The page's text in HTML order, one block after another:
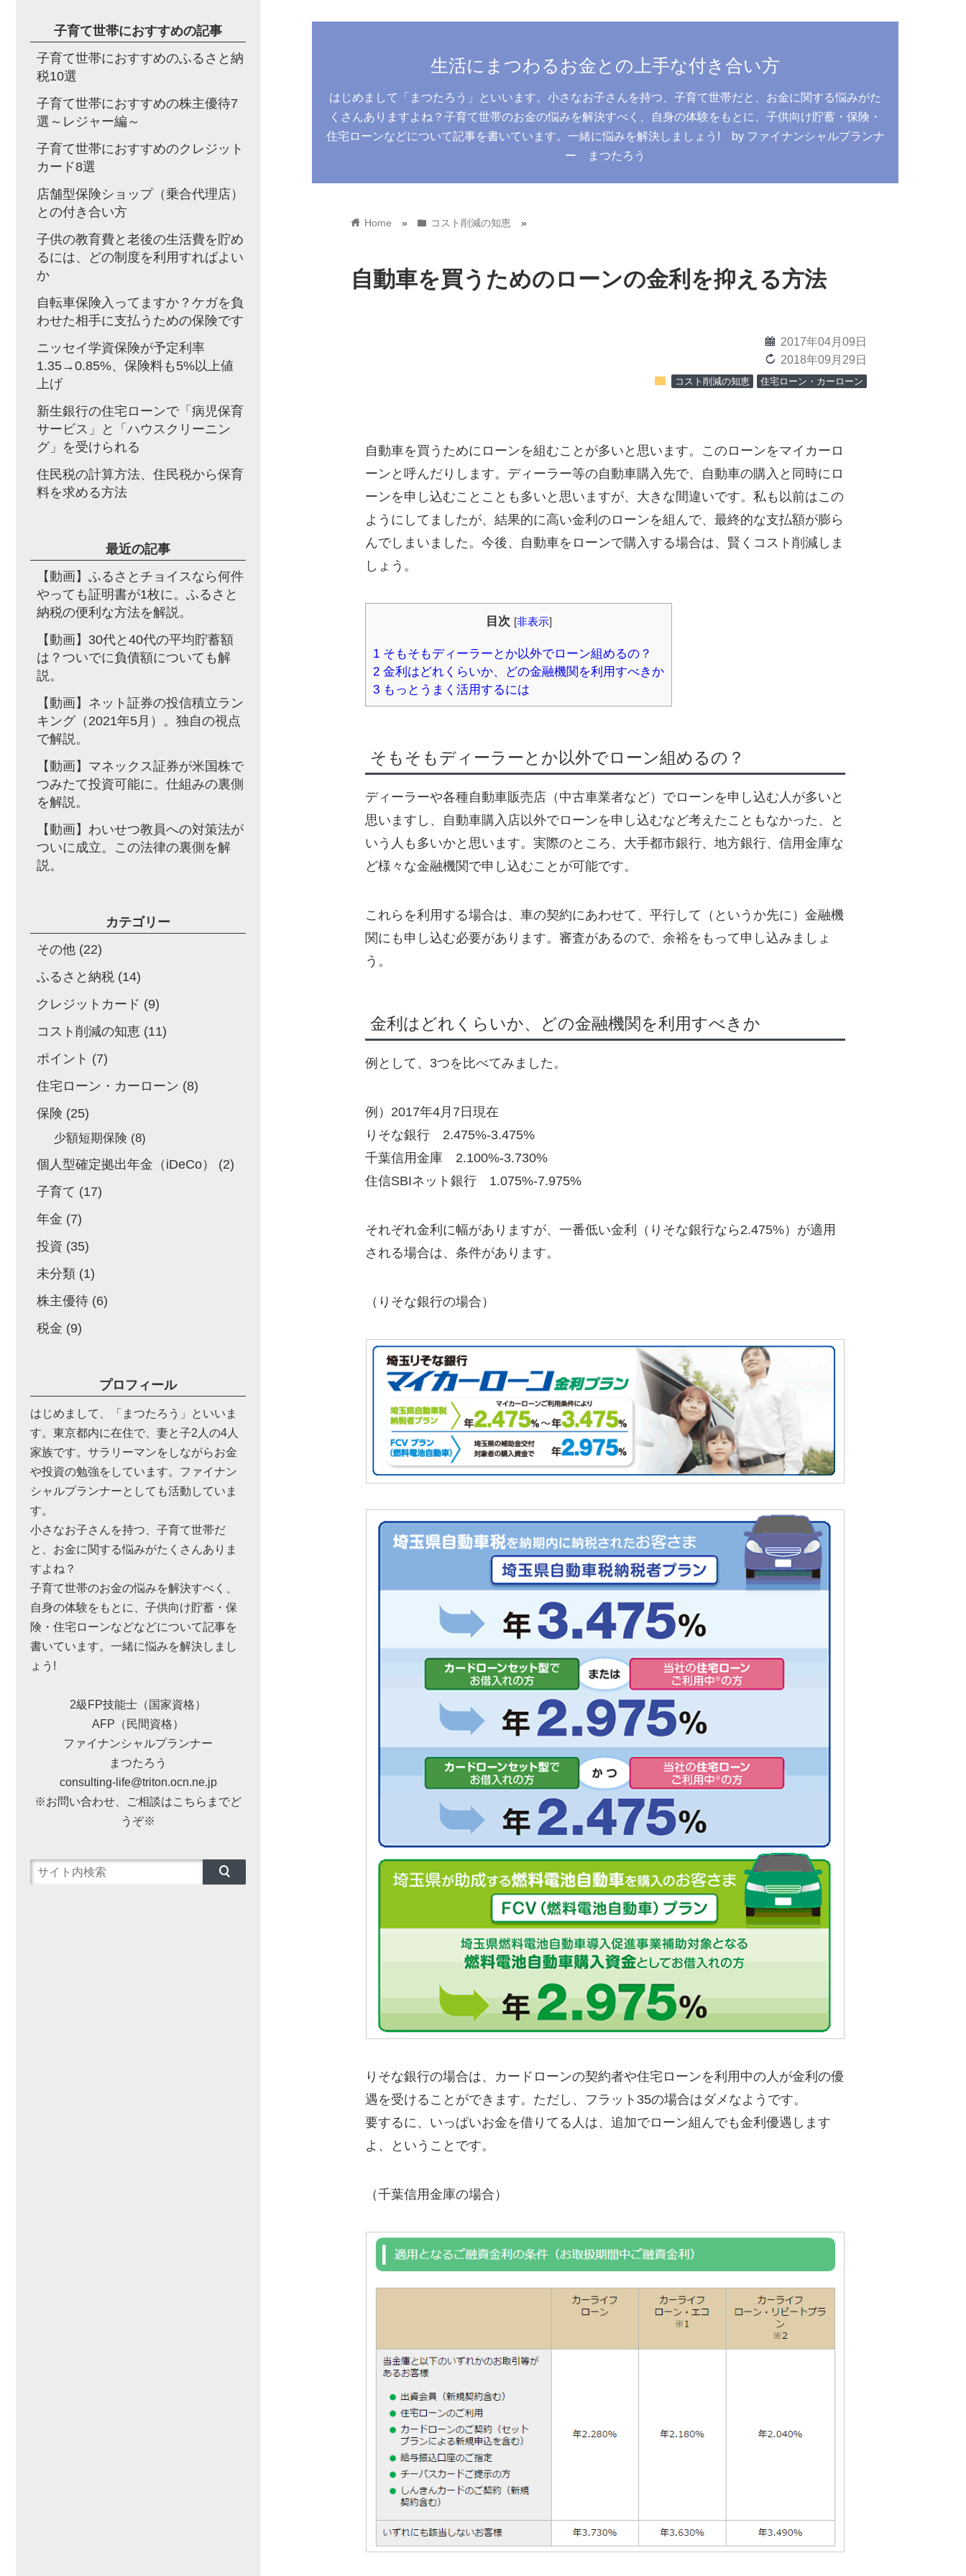
生活にまつわるお金との上手な付き合い方
はじめまして「まつたろう」といいます。小さなお子さんを持つ、子育て世帯だと、お金に関する悩みがた
くさんありますよね？子育て世帯のお金の悩みを解決すべく、自身の体験をもとに、子供向け貯蓄・保険・
住宅ローンなどについて記事を書いています。一緒に悩みを解決しましょう! by ファイナンシャルプランナ
ー まつたろう
home Home » folder コスト削減の知恵 »
自動車を買うためのローンの金利を抑える方法
calendar 2017年04月09日
reload 2018年09月29日
folder コスト削減の知恵 住宅ローン・カーローン
自動車を買うためにローンを組むことが多いと思います。このローンをマイカーロ
ーンと呼んだりします。ディーラー等の自動車購入先で、自動車の購入と同時にロ
ーンを申し込むことことも多いと思いますが、大きな間違いです。私も以前はこの
ようにしてましたが、結果的に高い金利のローンを組んで、最終的な支払額が膨ら
んでしまいました。今後、自動車をローンで購入する場合は、賢くコスト削減しま
しょう。
目次 [非表示]
1 そもそもディーラーとか以外でローン組めるの？
2 金利はどれくらいか、どの金融機関を利用すべきか
3 もっとうまく活用するには
そもそもディーラーとか以外でローン組めるの？
ディーラーや各種自動車販売店（中古車業者など）でローンを申し込む人が多いと
思いますし、自動車購入店以外でローンを申し込むなど考えたこともなかった、と
いう人も多いかと思います。実際のところ、大手都市銀行、地方銀行、信用金庫な
ど様々な金融機関で申し込むことが可能です。
これらを利用する場合は、車の契約にあわせて、平行して（というか先に）金融機
関にも申し込む必要があります。審査があるので、余裕をもって申し込みましょ
う。
金利はどれくらいか、どの金融機関を利用すべきか
例として、3つを比べてみました。
例）2017年4月7日現在
りそな銀行 2.475%-3.475%
千葉信用金庫 2.100%-3.730%
住信SBIネット銀行 1.075%-7.975%
それぞれ金利に幅がありますが、一番低い金利（りそな銀行なら2.475%）が適用
される場合は、条件があります。
（りそな銀行の場合）
りそな銀行の場合は、カードローンの契約者や住宅ローンを利用中の人が金利の優
遇を受けることができます。ただし、フラット35の場合はダメなようです。
要するに、いっぱいお金を借りてる人は、追加でローン組んでも金利優遇します
よ、ということです。
（千葉信用金庫の場合）
子育て世帯におすすめの記事
子育て世帯におすすめのふるさと納
税10選
子育て世帯におすすめの株主優待7
選～レジャー編～
子育て世帯におすすめのクレジット
カード8選
店舗型保険ショップ（乗合代理店）
との付き合い方
子供の教育費と老後の生活費を貯め
るには、どの制度を利用すればよい
か
自転車保険入ってますか？ケガを負
わせた相手に支払うための保険です
ニッセイ学資保険が予定利率
1.35→0.85%、保険料も5%以上値
上げ
新生銀行の住宅ローンで「病児保育
サービス」と「ハウスクリーニン
グ」を受けられる
住民税の計算方法、住民税から保育
料を求める方法
最近の記事
【動画】ふるさとチョイスなら何件
やっても証明書が1枚に。ふるさと
納税の便利な方法を解説。
【動画】30代と40代の平均貯蓄額
は？ついでに負債額についても解
説。
【動画】ネット証券の投信積立ラン
キング（2021年5月）。独自の視点
で解説。
【動画】マネックス証券が米国株で
つみたて投資可能に。仕組みの裏側
を解説。
【動画】わいせつ教員への対策法が
ついに成立。この法律の裏側を解
説。
カテゴリー
その他 (22)
ふるさと納税 (14)
クレジットカード (9)
コスト削減の知恵 (11)
ポイント (7)
住宅ローン・カーローン (8)
保険 (25)
少額短期保険 (8)
個人型確定拠出年金（iDeCo）
(2)
子育て (17)
年金 (7)
投資 (35)
未分類 (1)
株主優待 (6)
税金 (9)
プロフィール
はじめまして、「まつたろう」といいま
す。東京都内に在住で、妻と子2人の4人
家族です。サラリーマンをしながらお金
や投資の勉強をしています。ファイナン
シャルプランナーとしても活動していま
す。
小さなお子さんを持つ、子育て世帯だ
と、お金に関する悩みがたくさんありま
すよね？
子育て世帯のお金の悩みを解決すべく、
自身の体験をもとに、子供向け貯蓄・保
険・住宅ローンなどなどについて記事を
書いています。一緒に悩みを解決しまし
ょう!
2級FP技能士（国家資格）
AFP（民間資格）
ファイナンシャルプランナー
まつたろう
consulting-life@triton.ocn.ne.jp
※お問い合わせ、ご相談はこちらまでど
うぞ※